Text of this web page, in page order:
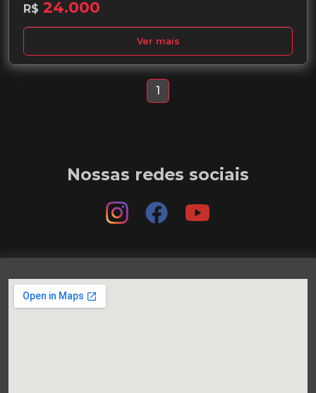
R$ 24.000
Ver mais
1
Nossas redes sociais